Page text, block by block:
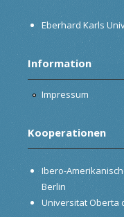
Eberhard Karls
Information
Impressum
Kooperationen
Ibero-
Berlin
Universitat Oberta